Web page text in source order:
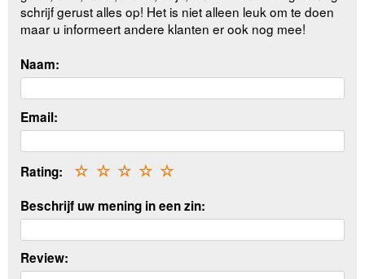
schrijf gerust alles op! Het is niet alleen leuk om te doen
maar u informeert andere klanten er ook nog mee!
Naam:
Email:
Rating: ☆
☆
☆
☆
☆
Beschrijf uw mening in een zin:
Review: